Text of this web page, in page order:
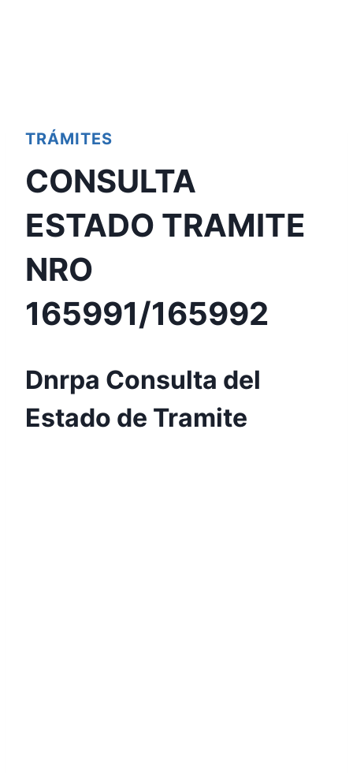
TRÁMITES
CONSULTA
ESTADO TRAMITE
NRO
165991/165992
Dnrpa Consulta del
Estado de Tramite